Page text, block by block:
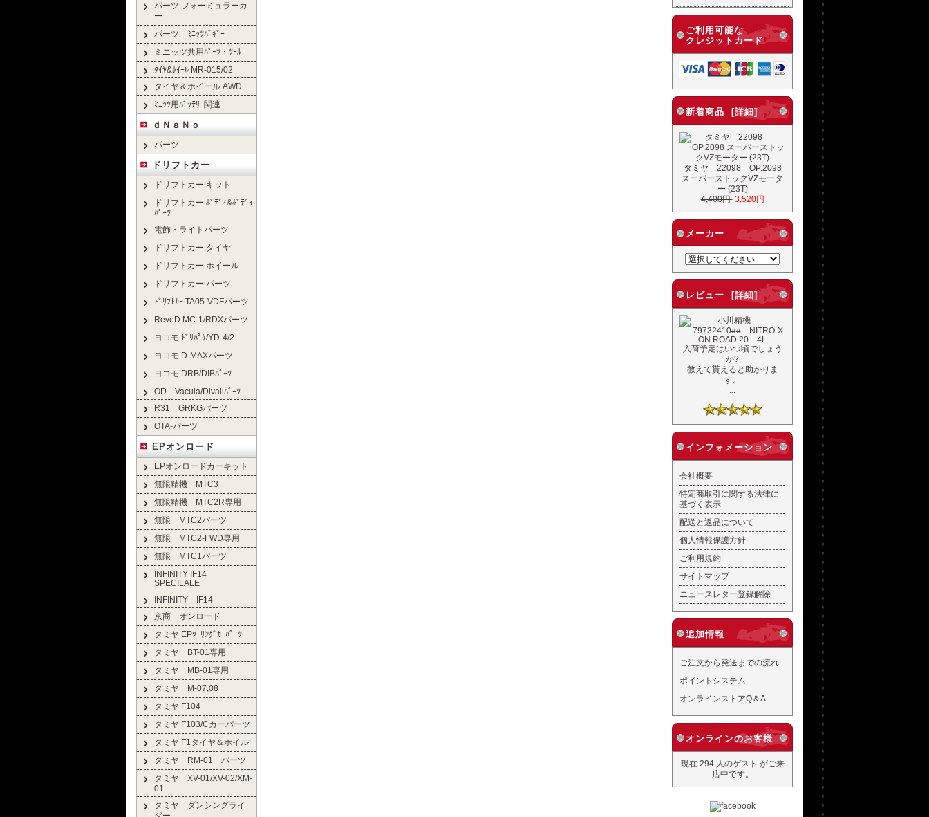
パーツ フォーミュラーカ
ー
パーツ ﾐﾆｯﾂﾊﾞｷﾞｰ
ミニッツ共用ﾊﾟｰﾂ・ﾂｰﾙ
ﾀｲﾔ&ﾎｲｰﾙ MR-015/02
タイヤ＆ホイール AWD
ﾐﾆｯﾂ用ﾊﾞｯﾃﾘｰ関連
ｄＮａＮｏ
パーツ
ドリフトカー
ドリフトカー キット
ドリフトカー ﾎﾞﾃﾞｨ&ﾎﾞﾃﾞｨ
ﾊﾟｰﾂ
電飾・ライトパーツ
ドリフトカー タイヤ
ドリフトカー ホイール
ドリフトカー パーツ
ﾄﾞﾘﾌﾄｶｰ TA05-VDFパーツ
ReveD MC-1/RDXパーツ
ヨコモ ﾄﾞﾘﾊﾟｹ/YD-4/2
ヨコモ D-MAXパーツ
ヨコモ DRB/DIBﾊﾟｰﾂ
OD Vacula/Divallﾊﾟｰﾂ
R31 GRKGパーツ
OTA-パーツ
EPオンロード
EPオンロードカーキット
無限精機 MTC3
無限精機 MTC2R専用
無限 MTC2パーツ
無限 MTC2-FWD専用
無限 MTC1パーツ
INFINITY IF14
SPECILALE
INFINITY IF14
京商 オンロード
タミヤ EPﾂｰﾘﾝｸﾞｶｰﾊﾟｰﾂ
タミヤ BT-01専用
タミヤ MB-01専用
タミヤ M-07,08
タミヤ F104
タミヤ F103/Cカーパーツ
タミヤ F1タイヤ＆ホイル
タミヤ RM-01 パーツ
タミヤ XV-01/XV-02/XM-
01
タミヤ ダンシングライ
ご利用可能な
クレジットカード
新着商品 [詳細]
タミヤ 22098 OP.2098
スーパーストックVZモータ
ー (23T)
4,400円 3,520円
メーカー
レビュー [詳細]
入荷予定はいつ頃でしょう
か?
教えて貰えると助かりま
す。
インフォメーション
会社概要
特定商取引に関する法律に
基づく表示
配送と返品について
個人情報保護方針
ご利用規約
サイトマップ
ニュースレター登録解除
追加情報
ご注文から発送までの流れ
ポイントシステム
オンラインストアQ＆A
オンラインのお客様
現在 294 人のゲスト がご来
店中です。